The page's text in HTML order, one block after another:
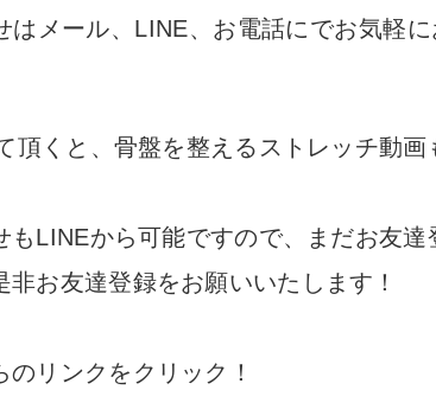
はメール、LINE、お電話にでお気軽
頂くと、骨盤を整えるストレッチ動画
もLINEから可能ですので、まだお友達
お友達登録をお願いいたします！
リンクをクリック！